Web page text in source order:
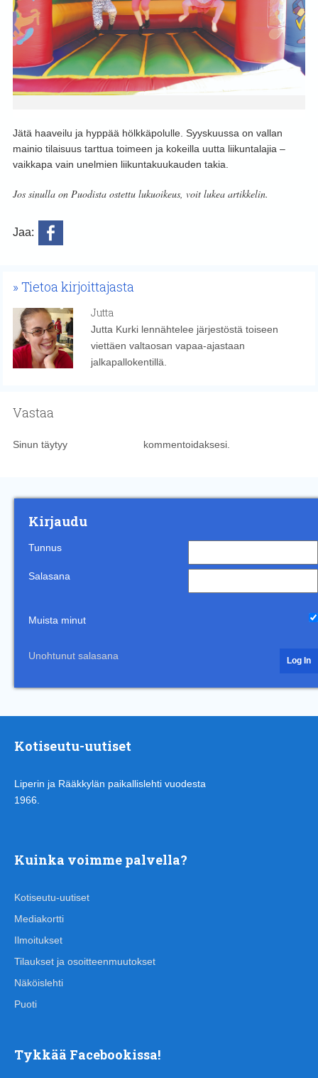
Jätä haaveilu ja hyppää hölkkäpolulle. Syyskuussa on vallan
mainio tilaisuus tarttua toimeen ja kokeilla uutta liikuntalajia –
vaikkapa vain unelmien liikuntakuukauden takia.
Jos sinulla on Puodista ostettu lukuoikeus, voit lukea artikkelin.
Jaa:
Tietoa kirjoittajasta
Jutta
Jutta Kurki lennähtelee järjestöstä toiseen
viettäen valtaosan vapaa-ajastaan
jalkapallokentillä.
Vastaa
Sinun täytyy kommentoidaksesi.
Kirjaudu
Tunnus
Salasana
Muista minut
Unohtunut salasana
Kotiseutu-uutiset
Liperin ja Rääkkylän paikallislehti vuodesta
1966.
Kuinka voimme palvella?
Kotiseutu-uutiset
Mediakortti
Ilmoitukset
Tilaukset ja osoitteenmuutokset
Näköislehti
Puoti
Tykkää Facebookissa!